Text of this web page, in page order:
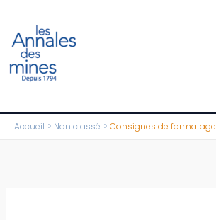
contenu
Accueil Non classé Consignes de